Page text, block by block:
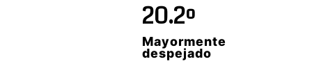
20.2º
Mayormente
despejado